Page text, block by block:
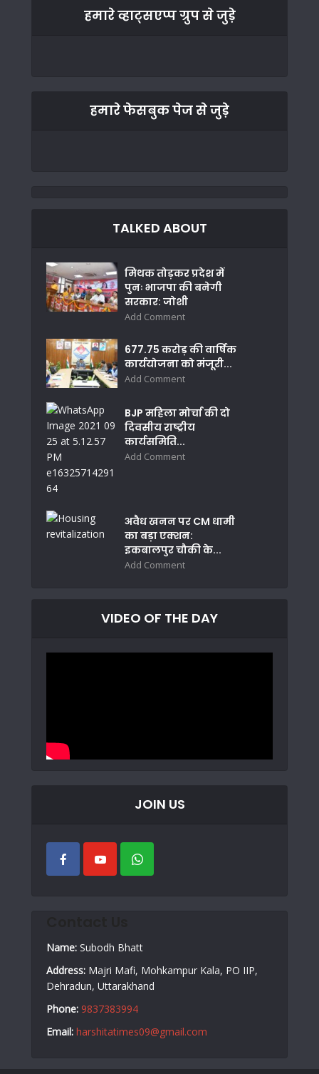
हमारे व्हाट्सएप्प ग्रुप से जुड़े
हमारे फेसबुक पेज से जुड़े
TALKED ABOUT
मिथक तोड़कर प्रदेश में
पुनः भाजपा की बनेगी
सरकार: जोशी
Add Comment
677.75 करोड़ की वार्षिक
कार्ययोजना को मंजूरी...
Add Comment
BJP महिला मोर्चा की दो
दिवसीय राष्ट्रीय
कार्यसमिति...
Add Comment
अवैध खनन पर CM धामी
का बड़ा एक्शन:
इकबालपुर चौकी के...
Add Comment
VIDEO OF THE DAY
JOIN US
Name: Subodh Bhatt
Address: Majri Mafi, Mohkampur Kala, PO IIP,
Dehradun, Uttarakhand
Phone: 9837383994
Email: harshitatimes09@gmail.com